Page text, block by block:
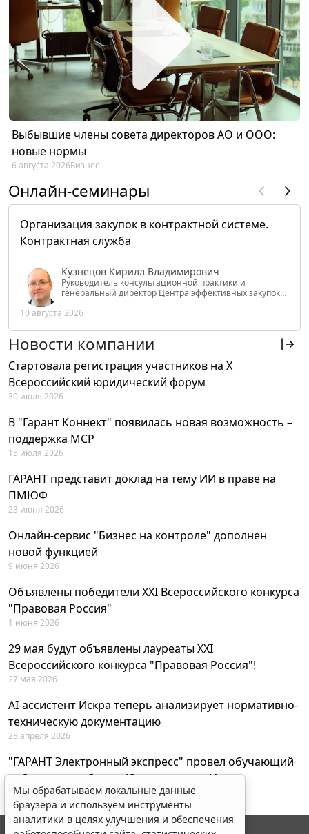
Выбывшие члены совета директоров АО и ООО:
новые нормы
6 августа 2026Бизнес
Онлайн-семинары
Организация закупок в контрактной системе.
Контрактная служба
Кузнецов Кирилл Владимирович
Руководитель консультационной практики и
генеральный директор Центра эффективных закупок
РФ
10 августа 2026
Новости компании
Стартовала регистрация участников на X
Всероссийский юридический форум
30 июля 2026
В "Гарант Коннект" появилась новая возможность –
поддержка MCP
15 июля 2026
ГАРАНТ представит доклад на тему ИИ в праве на
ПМЮФ
23 июня 2026
Онлайн-сервис "Бизнес на контроле" дополнен
новой функцией
9 июня 2026
Объявлены победители XXI Всероссийского конкурса
"Правовая Россия"
1 июня 2026
29 мая будут объявлены лауреаты XXI
Всероссийского конкурса "Правовая Россия"!
27 мая 2026
AI-ассистент Искра теперь анализирует нормативно-
техническую документацию
28 апреля 2026
"ГАРАНТ Электронный экспресс" провел обучающий
вебинар по работе с AI-ассистентом Искра
23 апреля 2026
Мы обрабатываем локальные данные
браузера и используем инструменты
аналитики в целях улучшения и обеспечения